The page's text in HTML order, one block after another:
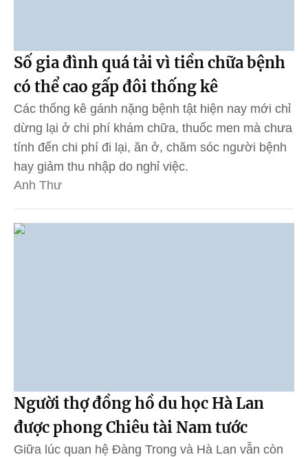
Số gia đình quá tải vì tiền chữa bệnh
có thể cao gấp đôi thống kê
Các thống kê gánh nặng bệnh tật hiện nay mới chỉ
dừng lại ở chi phí khám chữa, thuốc men mà chưa
tính đến chi phí đi lại, ăn ở, chăm sóc người bệnh
hay giảm thu nhập do nghỉ việc.
Anh Thư
Người thợ đồng hồ du học Hà Lan
được phong Chiêu tài Nam tước
Giữa lúc quan hệ Đàng Trong và Hà Lan vẫn còn